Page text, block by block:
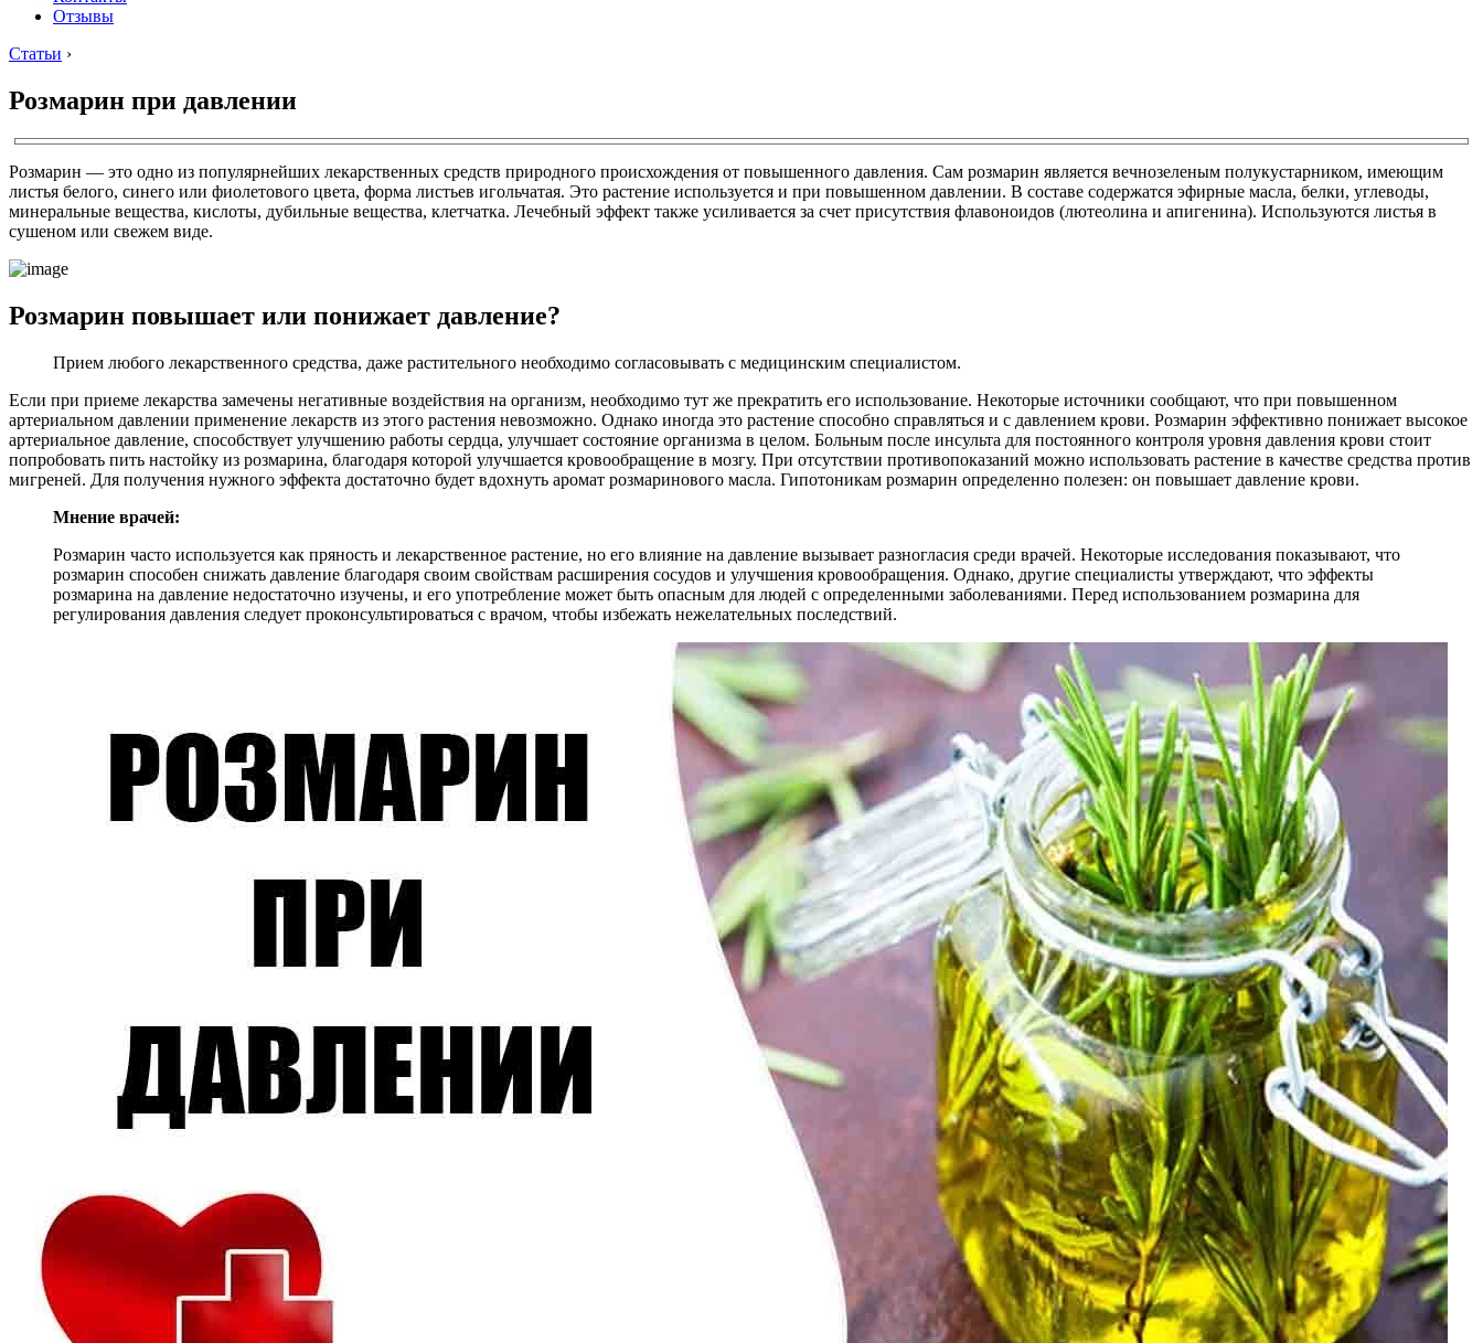
Отзывы
Статьи ›
Розмарин при давлении
Розмарин — это одно из популярнейших лекарственных средств природного происхождения от повышенного давления. Сам розмарин является вечнозеленым полукустарником, имеющим
листья белого, синего или фиолетового цвета, форма листьев игольчатая. Это растение используется и при повышенном давлении. В составе содержатся эфирные масла, белки, углеводы,
минеральные вещества, кислоты, дубильные вещества, клетчатка. Лечебный эффект также усиливается за счет присутствия флавоноидов (лютеолина и апигенина). Используются листья в
сушеном или свежем виде.
Розмарин повышает или понижает давление?
Прием любого лекарственного средства, даже растительного необходимо согласовывать с медицинским специалистом.
Если при приеме лекарства замечены негативные воздействия на организм, необходимо тут же прекратить его использование. Некоторые источники сообщают, что при повышенном
артериальном давлении применение лекарств из этого растения невозможно. Однако иногда это растение способно справляться и с давлением крови. Розмарин эффективно понижает высокое
артериальное давление, способствует улучшению работы сердца, улучшает состояние организма в целом. Больным после инсульта для постоянного контроля уровня давления крови стоит
попробовать пить настойку из розмарина, благодаря которой улучшается кровообращение в мозгу. При отсутствии противопоказаний можно использовать растение в качестве средства против
мигреней. Для получения нужного эффекта достаточно будет вдохнуть аромат розмаринового масла. Гипотоникам розмарин определенно полезен: он повышает давление крови.
Мнение врачей:
Розмарин часто используется как пряность и лекарственное растение, но его влияние на давление вызывает разногласия среди врачей. Некоторые исследования показывают, что
розмарин способен снижать давление благодаря своим свойствам расширения сосудов и улучшения кровообращения. Однако, другие специалисты утверждают, что эффекты
розмарина на давление недостаточно изучены, и его употребление может быть опасным для людей с определенными заболеваниями. Перед использованием розмарина для
регулирования давления следует проконсультироваться с врачом, чтобы избежать нежелательных последствий.